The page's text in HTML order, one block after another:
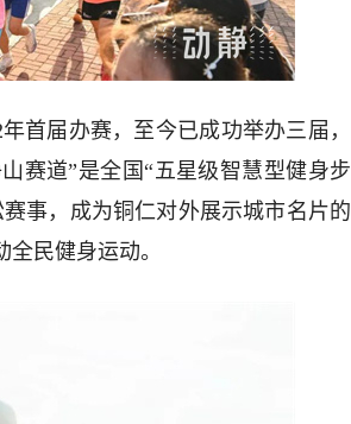
首届办赛，至今已成功举办三届，
赛道”是全国“五星级智慧型健身步
事，成为铜仁对外展示城市名片的
民健身运动。